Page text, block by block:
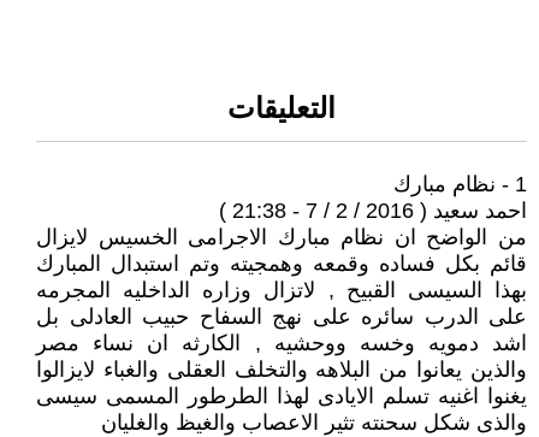
التعليقات
1 - نظام مبارك
احمد سعيد ( 2016 / 2 / 7 - 21:38 )
من الواضح ان نظام مبارك الاجرامى الخسيس لايزال
قائم بكل فساده وقمعه وهمجيته وتم استبدال المبارك
بهذا السيسى القبيح , لاتزال وزاره الداخليه المجرمه
على الدرب سائره على نهج السفاح حبيب العادلى بل
اشد دمويه وخسه ووحشيه , الكارثه ان نساء مصر
والذين يعانوا من البلاهه والتخلف العقلى والغباء لايزالوا
يغنوا اغنيه تسلم الايادى لهذا الطرطور المسمى سيسى
والذى شكل سحنته تثير الاعصاب والغيظ والغليان